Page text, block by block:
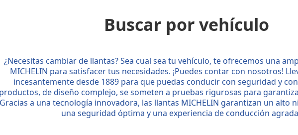
Buscar por vehículo
¿Necesitas cambiar de llantas? Sea cual sea tu vehículo, te ofrecemos una
MICHELIN para satisfacer tus necesidades. ¡Puedes contar con nosotros!
incesantemente desde 1889 para que puedas conducir con seguridad y
productos, de diseño complejo, se someten a pruebas rigurosas para
Gracias a una tecnología innovadora, las llantas MICHELIN garantizan un alto
una seguridad óptima y una experiencia de conducción